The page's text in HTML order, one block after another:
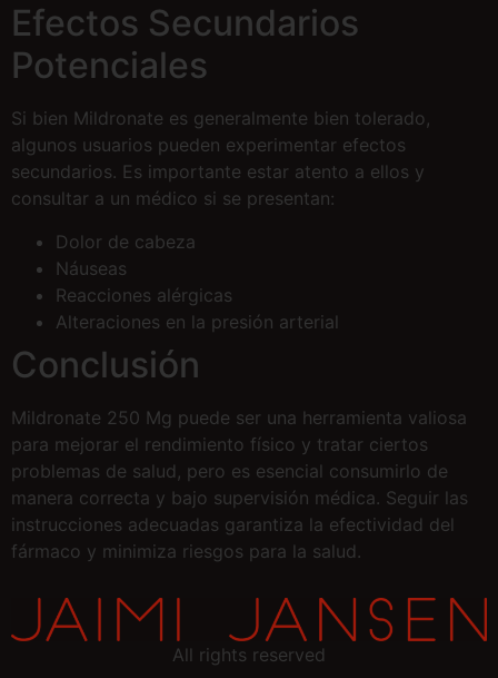
Efectos Secundarios
Potenciales
Si bien Mildronate es generalmente bien tolerado,
algunos usuarios pueden experimentar efectos
secundarios. Es importante estar atento a ellos y
consultar a un médico si se presentan:
Dolor de cabeza
Náuseas
Reacciones alérgicas
Alteraciones en la presión arterial
Conclusión
Mildronate 250 Mg puede ser una herramienta valiosa
para mejorar el rendimiento físico y tratar ciertos
problemas de salud, pero es esencial consumirlo de
manera correcta y bajo supervisión médica. Seguir las
instrucciones adecuadas garantiza la efectividad del
fármaco y minimiza riesgos para la salud.
All rights reserved